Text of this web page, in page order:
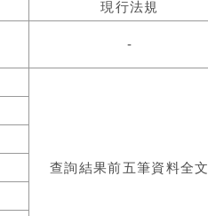
現行法規
-
查詢結果前五筆資料全文